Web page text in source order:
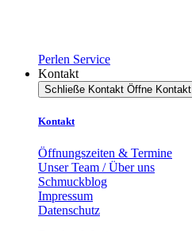
Perlen Service
Kontakt
Schließe Kontakt Öffne Kontakt
Kontakt
Öffnungszeiten & Termine
Unser Team / Über uns
Schmuckblog
Impressum
Datenschutz